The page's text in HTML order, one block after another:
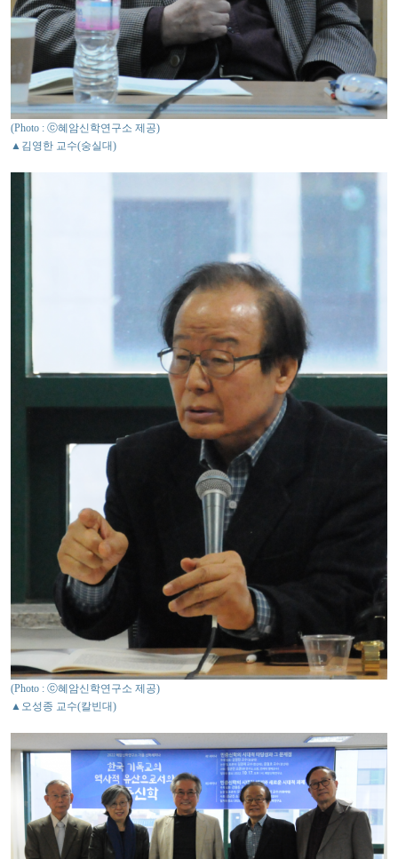
(Photo : ⓒ혜암신학연구소 제공)
▲김영한 교수(숭실대)
(Photo : ⓒ혜암신학연구소 제공)
▲오성종 교수(칼빈대)